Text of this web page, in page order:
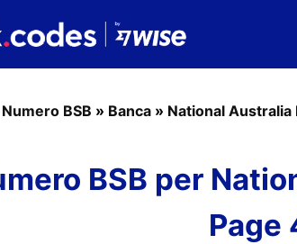
Numero BSB » Banca » National Australia
BSB per
Page